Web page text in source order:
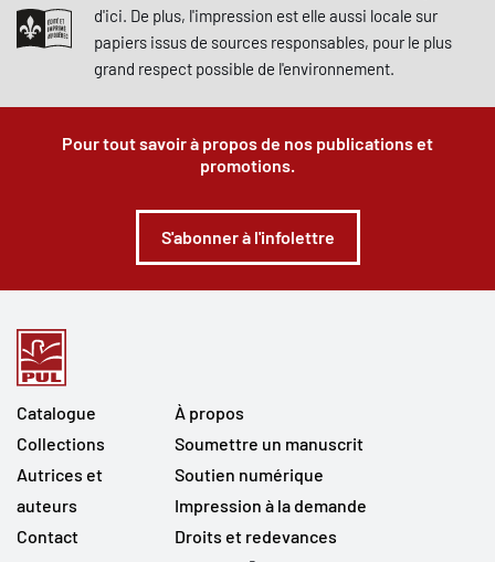
d'ici. De plus, l'impression est elle aussi locale sur
papiers issus de sources responsables, pour le plus
grand respect possible de l'environnement.
Pour tout savoir à propos de nos publications et
promotions.
S'abonner à l'infolettre
Catalogue
Collections
Autrices et
auteurs
Contact
À propos
Soumettre un manuscrit
Soutien numérique
Impression à la demande
Droits et redevances